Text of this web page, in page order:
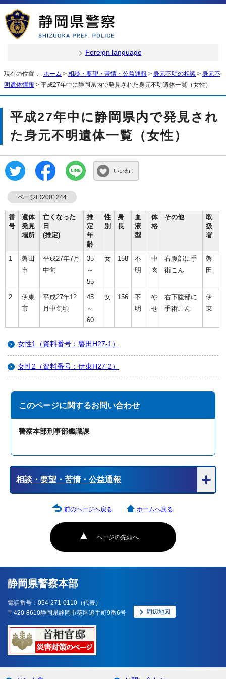
Foreign language
現在の位置： ホーム > 相談・要望・苦情・公益通報 > 身元不明の相談 > 身元不
明遺体情報 > 平成27年中に静岡県内で発見された身元不明遺体一覧（女性）
平成27年中に静岡県内で発見され
た身元不明遺体一覧（女性）
いいね！
ページID2001244
番
号
遺体
発見
場所
亡くなった
日
(推定)
推
定
年
齢
性
別
身
長
血
液
型
体
格
その他
取
扱
署
1
磐田
市
平成27年7月
中旬
35
～
55
女 158
不
明
中
肉
右腹部に手
術こん
磐
田
2
伊東
市
平成27年12
月中旬頃
45
～
60
女 156
不
明
や
せ
右下腹部に
手術こん
伊
東
女性1（資料番号：磐田H27-1）
女性2（資料番号：伊東H27-2）
このページに関するお問い合わせ
警察本部刑事部鑑識課
相談・要望・苦情・公益通報
ページの先頭へ
前のページへ戻る ホームへ戻る
静岡県警察本部
電話番号：054-271-0110（代表）
〒420-8610静岡県静岡市葵区追手町9番6号
周辺地図